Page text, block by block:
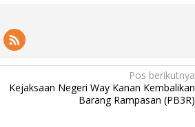
Pos berikutnya
Kejaksaan Negeri Way Kanan Kembalikan
Barang Rampasan (PB3R)